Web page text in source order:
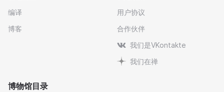
编译
博客
用户协议
合作伙伴
我们是VKontakte
我们在禅
博物馆目录